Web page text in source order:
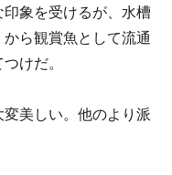
象を受けるが、水槽
ら観賞魚として流通
けだ。
美しい。他のより派